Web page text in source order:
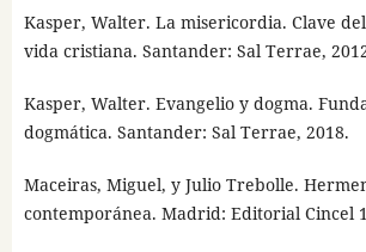
Kasper, Walter. La misericordia. Clave
vida cristiana. Santander: Sal Terrae,
Kasper, Walter. Evangelio y dogma.
dogmática. Santander: Sal Terrae, 2018.
Maceiras, Miguel, y Julio Trebolle.
contemporánea. Madrid: Editorial Cincel